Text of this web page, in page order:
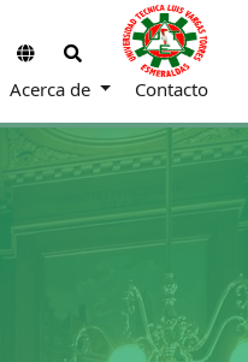
Acerca de Contacto